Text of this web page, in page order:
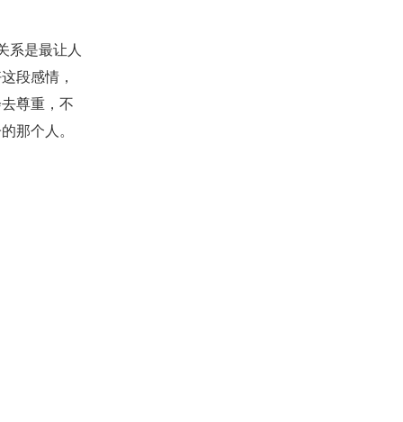
系是最让人
段感情，
尊重，不
那个人。